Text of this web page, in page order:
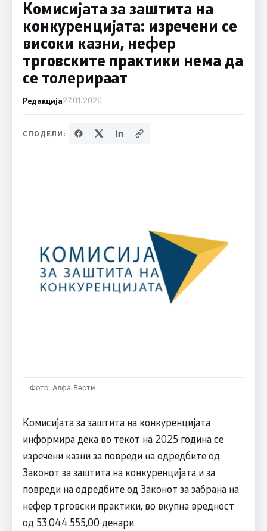
Комисијата за заштита на
конкуренцијата: изречени се
високи казни, нефер
трговските практики нема да
се толерираат
Редакција27.01.2026
СПОДЕЛИ:
Фото: Алфа Вести
Комисијата за заштита на конкуренцијата
информира дека во текот на 2025 година се
изречени казни за повреди на одредбите од
Законот за заштита на конкуренцијата и за
повреди на одредбите од Законот за забрана на
нефер трговски практики, во вкупна вредност
од 53.044.555,00 денари.